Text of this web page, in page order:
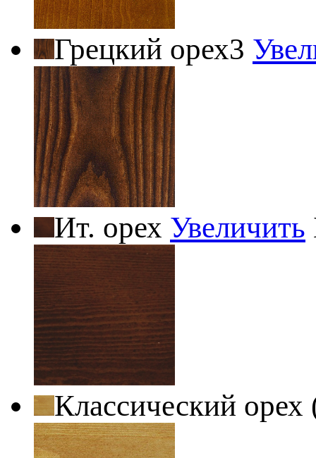
Грецкий орех3
Ит. орех Увеличить
Классический